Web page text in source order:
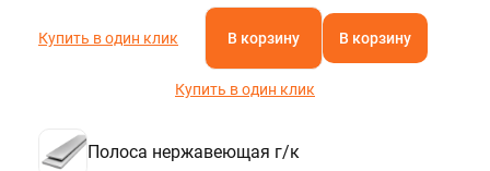
Купить в один клик В корзину В корзину
Купить в один клик
Полоса нержавеющая г/к